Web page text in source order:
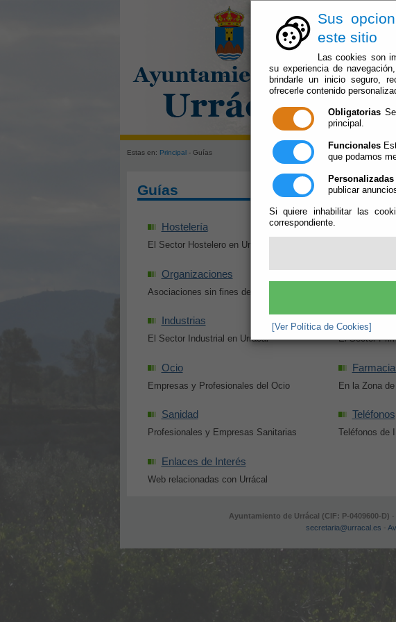
Sus
este sitio
Las cookies son
su experiencia de
brindarle un inicio seguro,
ofrecerle contenido
Obligatorias
principal.
Funcionales
que podamos
Personalizadas
publicar
Si quiere inhabilitar las
correspondiente.
[Ver Política de Cookies]
Estas en: Principal- Guías
Guías
Hostelería
El Sector Hostelero en Urrácal
Organizaciones
Asociaciones sin fines de lucro
Servicios
Industrias
El Sector Industrial en Urrácal
Agricultura
El Sector
Ocio
Empresas y Profesionales del Ocio En la Zona de
Sanidad
Profesionales y Empresas Sanitarias
Teléfonos
Teléfonos de
Enlaces de Interés
Web relacionadas con Urrácal
Ayuntamiento de Urrácal (CIF: P-0409600-D)
secretaria@urracal.es -